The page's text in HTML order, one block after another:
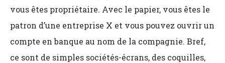
vous êtes propriétaire. Avec le papier, vous êtes le
patron d’une entreprise X et vous pouvez ouvrir un
compte en banque au nom de la compagnie. Bref,
ce sont de simples sociétés-écrans, des coquilles,